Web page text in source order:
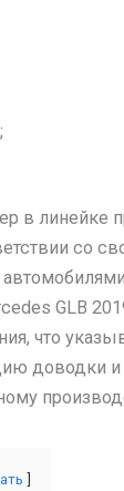
в линейке
со
GLB
что
доводки и